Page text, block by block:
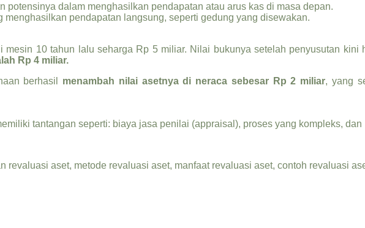
potensinya dalam menghasilkan pendapatan atau arus kas di masa depan.
menghasilkan pendapatan langsung, seperti gedung yang disewakan.
mesin 10 tahun lalu seharga Rp 5 miliar. Nilai bukunya setelah penyusutan
Rp 4 miliar.
berhasil menambah nilai asetnya di neraca sebesar Rp 2 miliar, yang
tantangan seperti: biaya jasa penilai (appraisal), proses yang kompleks,
revaluasi aset, metode revaluasi aset, manfaat revaluasi aset, contoh revaluasi